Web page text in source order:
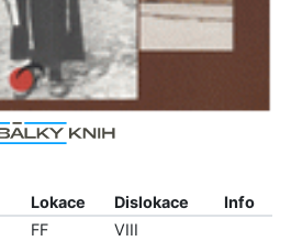
Lokace Dislokace
Info
FF VIII